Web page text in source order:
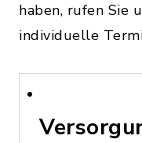
haben, rufen Sie
individuelle